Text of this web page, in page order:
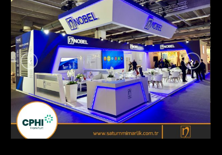
Nobel İlaç / Cphi Fuarı Frankfurt – Almanya
AHŞAP - ÖZGÜN STANDLAR